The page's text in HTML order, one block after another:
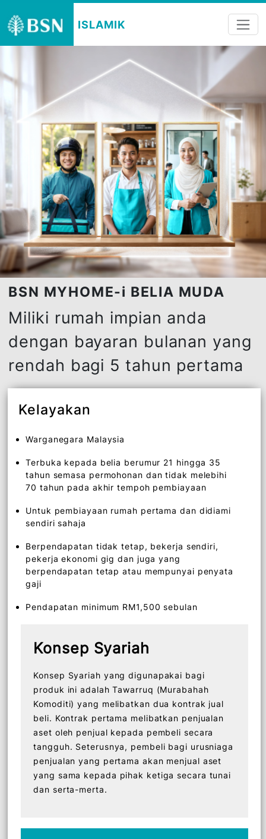
ISLAMIK
BSN MYHOME-i BELIA MUDA
Miliki rumah impian anda
dengan bayaran bulanan
rendah bagi 5 tahun
Kelayakan
Warganegara Malaysia
Terbuka kepada belia berumur 21 hingga 35
tahun semasa permohonan dan tidak melebihi
70 tahun pada akhir tempoh pembiayaan
Untuk pembiayaan rumah pertama dan didiami
sendiri sahaja
Berpendapatan tidak tetap, bekerja sendiri,
gaji
Pendapatan minimum RM1,500 sebulan
Konsep Syariah
Konsep Syariah yang digunapakai bagi
produk ini adalah Tawarruq (Murabahah
Komoditi) yang melibatkan dua kontrak jual
tangguh. Seterusnya, pembeli bagi urusniaga